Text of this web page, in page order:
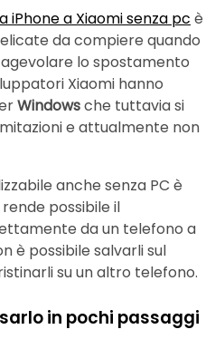
a Xiaomi senza pc è
da compiere quando
lo spostamento
Xiaomi hanno
Windowsche tuttavia si
e attualmente non
anche senza PC è
possibile il
da un telefono a
è possibile salvarli sul
su un altro telefono.
in pochi passaggi